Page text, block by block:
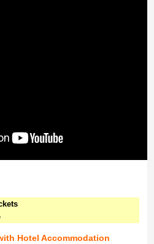
Hotel Accommodation